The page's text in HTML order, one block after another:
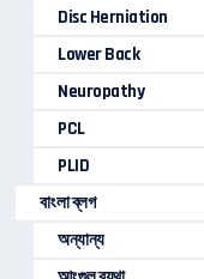
Disc Herniation
Lower Back
Neuropathy
PCL
PLID
বাংলা ব্লগ
অন্যান্য